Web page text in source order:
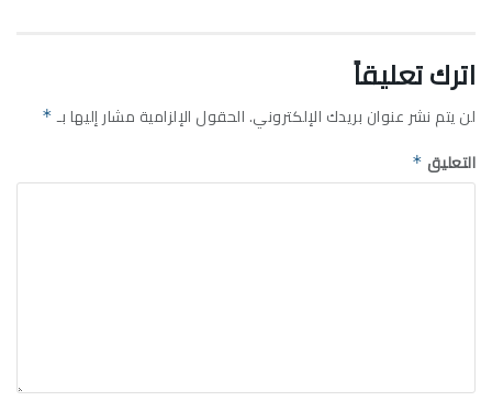
اترك تعليقاً
لن يتم نشر عنوان بريدك الإلكتروني.الحقول الإلزامية مشار إليها بـ *
التعليق *